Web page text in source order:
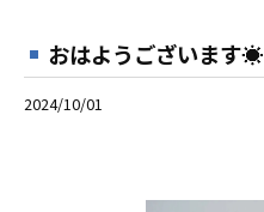
おはようございます☀
2024/10/01